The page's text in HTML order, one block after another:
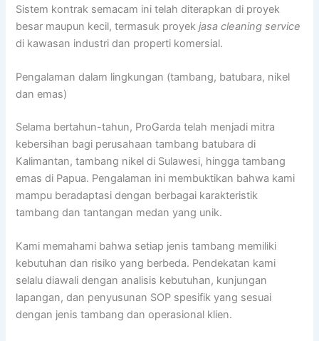
Sistem kontrak semacam ini telah diterapkan di proyek
besar maupun kecil, termasuk proyekjasa cleaning service
di kawasan industri dan properti komersial.
Pengalaman dalam lingkungan (tambang, batubara, nikel
dan emas)
Selama bertahun-tahun, ProGarda telah menjadi mitra
kebersihan bagi perusahaan tambang batubara di
Kalimantan, tambang nikel di Sulawesi, hingga tambang
emas di Papua. Pengalaman ini membuktikan bahwa kami
mampu beradaptasi dengan berbagai karakteristik
tambang dan tantangan medan yang unik.
Kami memahami bahwa setiap jenis tambang memiliki
kebutuhan dan risiko yang berbeda. Pendekatan kami
selalu diawali dengan analisis kebutuhan, kunjungan
lapangan, dan penyusunan SOP spesifik yang sesuai
dengan jenis tambang dan operasional klien.